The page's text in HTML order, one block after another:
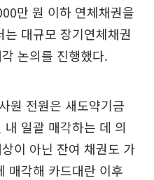
만 원 이하 연체채권을
대규모 장기연체채권
논의를 진행했다.
원 전원은 새도약기금
일괄 매각하는 데 의
이 아닌 잔여 채권도 가
매각해 카드대란 이후